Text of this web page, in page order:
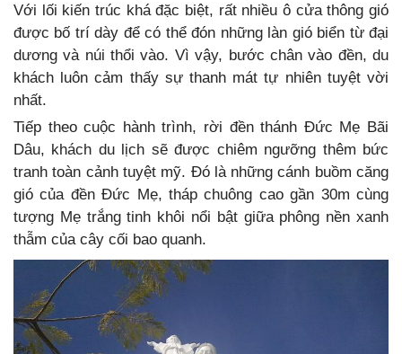
Với lối kiến trúc khá đặc biệt, rất nhiều ô cửa thông gió
được bố trí dày để có thể đón những làn gió biển từ đại
dương và núi thổi vào. Vì vậy, bước chân vào đền, du
khách luôn cảm thấy sự thanh mát tự nhiên tuyệt vời
nhất.
Tiếp theo cuộc hành trình, rời đền thánh Đức Mẹ Bãi
Dâu, khách du lịch sẽ được chiêm ngưỡng thêm bức
tranh toàn cảnh tuyệt mỹ. Đó là những cánh buồm căng
gió của đền Đức Mẹ, tháp chuông cao gần 30m cùng
tượng Mẹ trắng tinh khôi nổi bật giữa phông nền xanh
thẫm của cây cối bao quanh.